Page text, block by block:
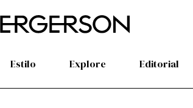
Estilo Explore Editorial